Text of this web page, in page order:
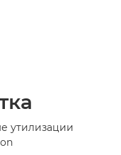
утилизации